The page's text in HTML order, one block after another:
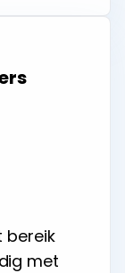
bereik
met